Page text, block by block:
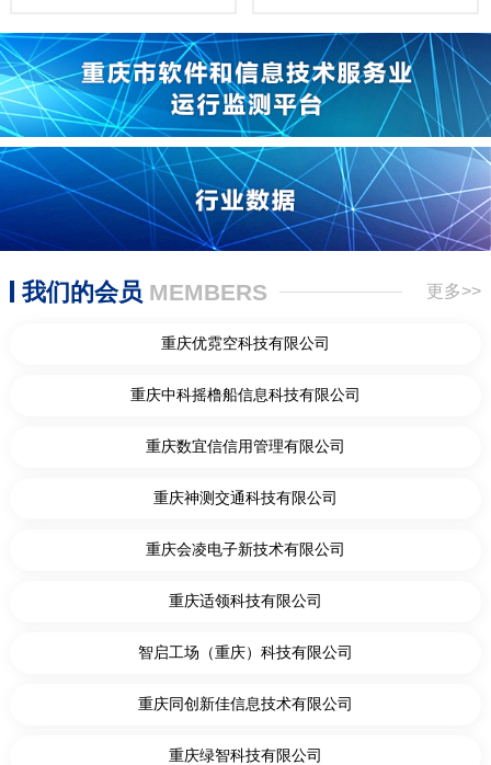
我们的会员 MEMBERS 更多>>
重庆优霓空科技有限公司
重庆中科摇橹船信息科技有限公司
重庆数宜信信用管理有限公司
重庆神测交通科技有限公司
重庆会凌电子新技术有限公司
重庆适领科技有限公司
智启工场（重庆）科技有限公司
重庆同创新佳信息技术有限公司
重庆绿智科技有限公司